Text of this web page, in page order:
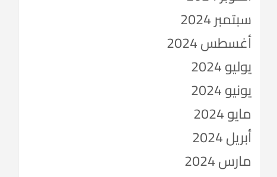
سبتمبر 2024
أغسطس 2024
يوليو 2024
يونيو 2024
مايو 2024
أبريل 2024
مارس 2024